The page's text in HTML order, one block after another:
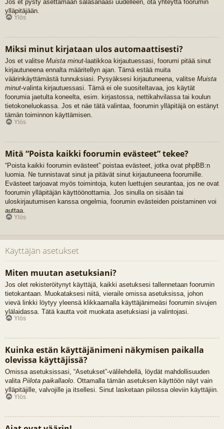
Jos et pysty asettamaan salasanaasi uudelleen, ota yhteyttä foorumin
ylläpitäjään.
Ylös
Miksi minut kirjataan ulos automaattisesti?
Jos et valitse Muista minut-laatikkoa kirjautuessasi, foorumi pitää sinut
kirjautuneena ennalta määritellyn ajan. Tämä estää muita
väärinkäyttämästä tunnuksiasi. Pysyäksesi kirjautuneena, valitse Muista
minut-valinta kirjautuessasi. Tämä ei ole suositeltavaa, jos käytät
foorumia jaetulta koneelta, esim. kirjastossa, nettikahvilassa tai koulun
tietokoneluokassa. Jos et näe tätä valintaa, foorumin ylläpitäjä on estänyt
tämän toiminnon käyttämisen.
Ylös
Mitä “Poista kaikki foorumin evästeet” tekee?
“Poista kaikki foorumin evästeet” poistaa evästeet, jotka ovat phpBB:n
luomia. Ne tunnistavat sinut ja pitävät sinut kirjautuneena foorumille.
Evästeet tarjoavat myös toimintoja, kuten luettujen seurantaa, jos ne ovat
foorumin ylläpitäjän käyttöönottamia. Jos sinulla on sisään tai
uloskirjautumisen kanssa ongelmia, foorumin evästeiden poistaminen voi
auttaa.
Ylös
Käyttäjän asetukset
Miten muutan asetuksiani?
Jos olet rekisteröitynyt käyttäjä, kaikki asetuksesi tallennetaan foorumin
tietokantaan. Muokataksesi niitä, vieraile omissa asetuksissa, johon
vievä linkki löytyy yleensä klikkaamalla käyttäjänimeäsi foorumin sivujen
ylälaidassa. Tätä kautta voit muokata asetuksiasi ja valintojasi.
Ylös
Kuinka estän käyttäjänimeni näkymisen paikalla
olevissa käyttäjissä?
Omissa asetuksissasi, “Asetukset”-välilehdellä, löydät mahdollisuuden
valita Piilota paikallaolo. Ottamalla tämän asetuksen käyttöön näyt vain
ylläpitäjille, valvojille ja itsellesi. Sinut lasketaan piilossa oleviin käyttäjiin.
Ylös